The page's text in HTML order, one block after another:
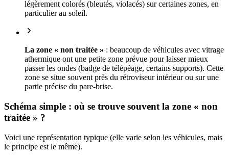
légèrement colorés (bleutés, violacés) sur certaines zones, en
particulier au soleil.
La zone « non traitée » : beaucoup de véhicules avec vitrage
athermique ont une petite zone prévue pour laisser mieux
passer les ondes (badge de télépéage, certains supports). Cette
zone se situe souvent près du rétroviseur intérieur ou sur une
partie précise du pare-brise.
Schéma simple : où se trouve souvent la zone « non
traitée » ?
Voici une représentation typique (elle varie selon les véhicules, mais
le principe est le même).